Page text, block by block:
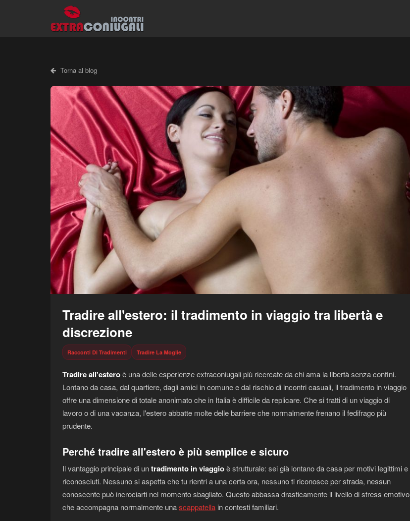
Torna al blog
Tradire all'estero: il tradimento in viaggio tra libertà e
discrezione
Racconti Di Tradimenti Tradire La Moglie
Tradire all'esteroè una delle esperienze extraconiugali più ricercate da chi ama la libertà senza confini.
Lontano da casa, dal quartiere, dagli amici in comune e dal rischio di incontri casuali, il tradimento in viaggio
offre una dimensione di totale anonimato che in Italia è difficile da replicare. Che si tratti di un viaggio di
lavoro o di una vacanza, l'estero abbatte molte delle barriere che normalmente frenano il fedifrago più
prudente.
Perché tradire all'estero è più semplice e sicuro
Il vantaggio principale di untradimento in viaggioè strutturale: sei già lontano da casa per motivi legittimi e
riconosciuti. Nessuno si aspetta che tu rientri a una certa ora, nessuno ti riconosce per strada, nessun
conoscente può incrociarti nel momento sbagliato. Questo abbassa drasticamente il livello di stress emotivo
che accompagna normalmente unascappatella in contesti familiari.